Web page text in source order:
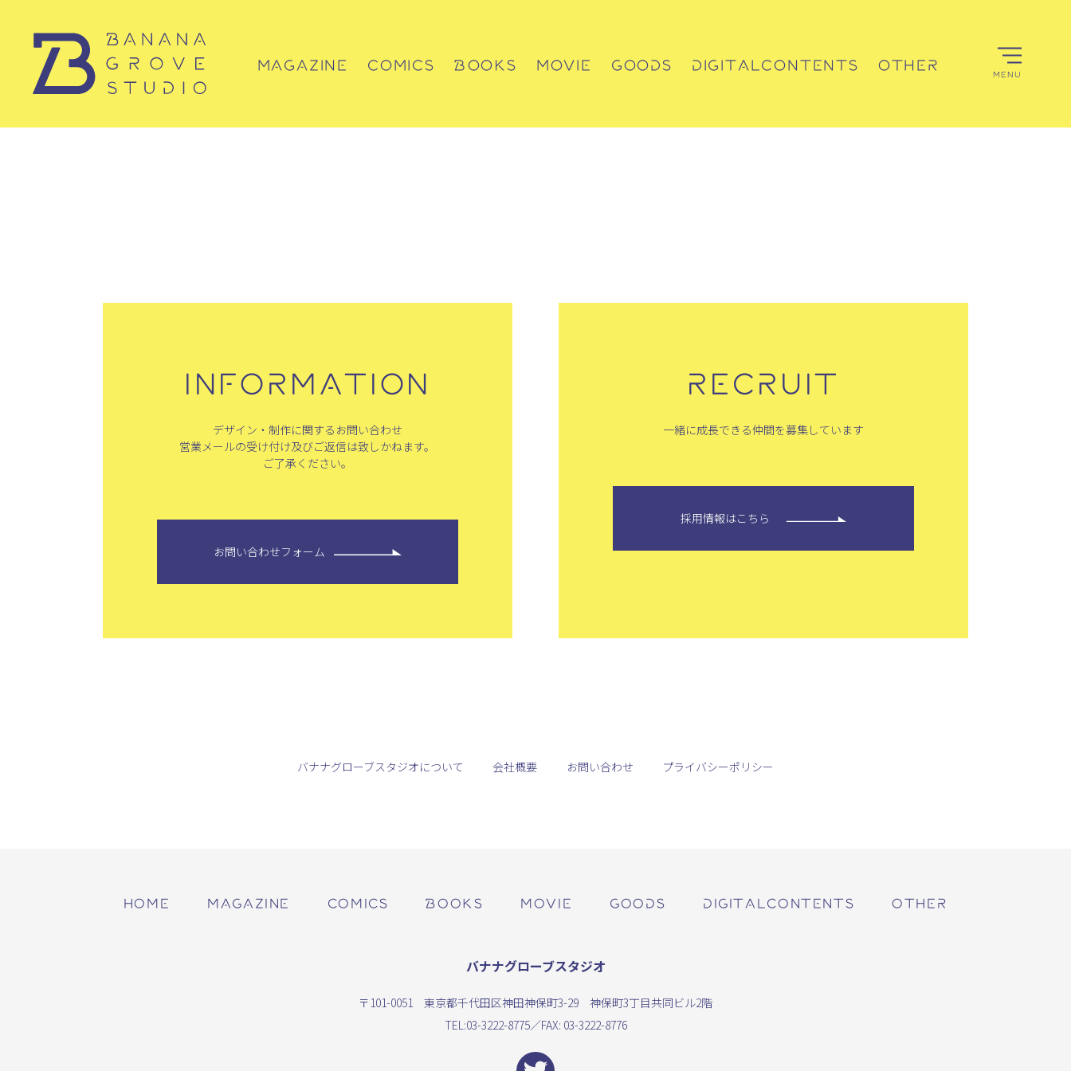
MAGAZINE COMICS BOOKS MOVIE GOODS DIGITALCONTENTS OTHER MENU
INFORMATION
デザイン・制作に関するお問い合わせ
営業メールの受け付け及びご返信は致しかねます。
ご了承ください。
お問い合わせフォーム
RECRUIT
一緒に成長できる仲間を募集しています
採用情報はこちら
バナナグローブスタジオについて 会社概要 お問い合わせ プライバシーポリシー
HOME MAGAZINE COMICS BOOKS MOVIE GOODS DIGITALCONTENTS OTHER
バナナグローブスタジオ
〒101-0051 東京都千代田区神田神保町3-29 神保町3丁目共同ビル2階
TEL:03-3222-8775／FAX: 03-3222-8776